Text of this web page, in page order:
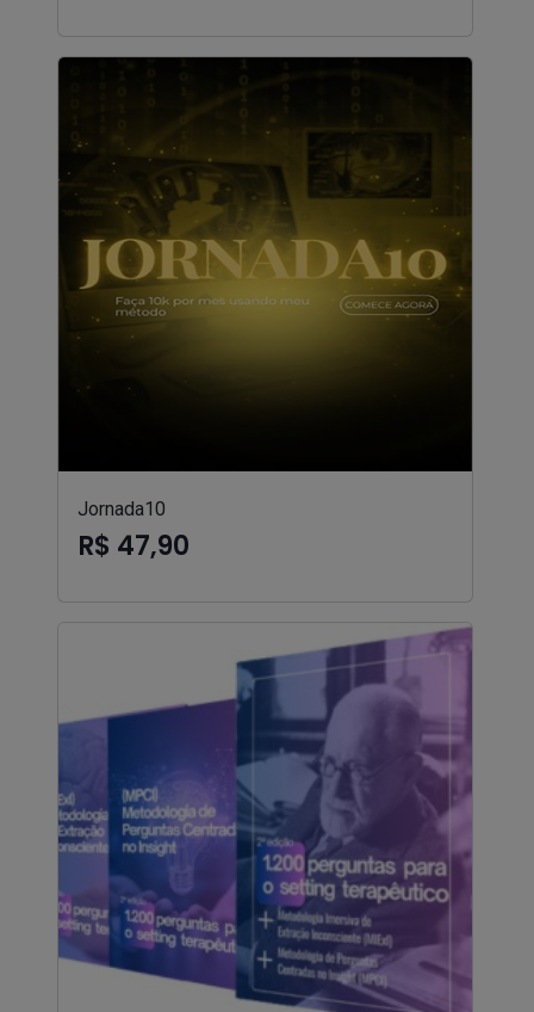
Jornada10
R$ 47,90